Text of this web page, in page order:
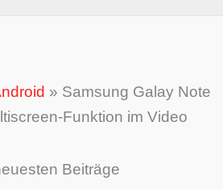
» Samsung Galay Note
Funktion im Video
Beiträge